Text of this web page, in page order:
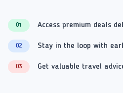
01 Access premium deals
02 Stay in the loop with
03 Get valuable travel